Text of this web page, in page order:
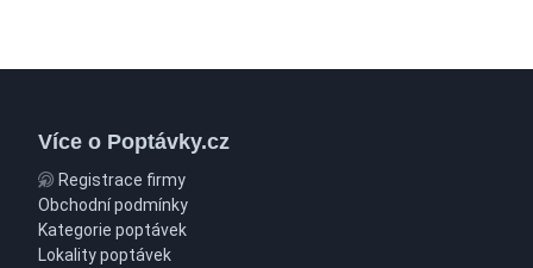
Více o Poptávky.cz
Registrace firmy
Obchodní podmínky
Kategorie poptávek
Lokality poptávek